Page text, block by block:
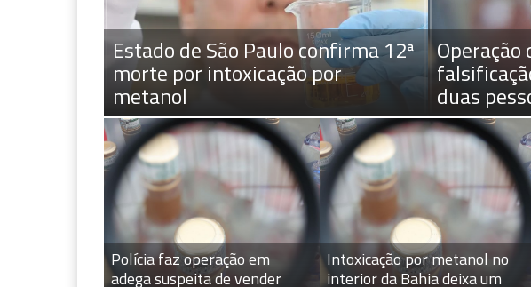
Estado de São Paulo confirma 12ª
morte por intoxicação por
metanol
Operação
duas
Polícia faz operação em
adega suspeita de vender
Intoxicação por metanol no
interior da Bahia deixa um